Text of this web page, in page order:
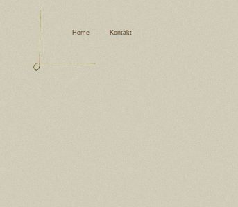
Home Kontakt